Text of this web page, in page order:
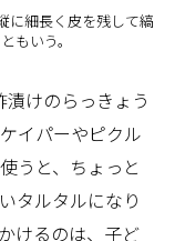
に細長く皮を残して縞
もいう。
漬けのらっきょう
イパーやピクル
うと、ちょっと
タルタルになり
けるのは、子ど